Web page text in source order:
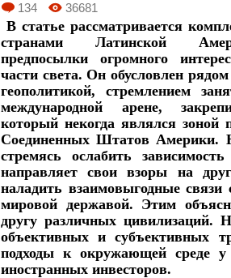
134 36681
В статье рассматривается
странами Латинской
предпосылки огромного
части света. Он обусловлен
геополитикой, стремлением
международной арене,
который некогда являлся зоной
Соединенных Штатов Америки.
стремясь ослабить
направляет свои взоры на
наладить взаимовыгодные
мировой державой. Этим
другу различных цивилизаций.
объективных и субъективных
подходы к окружающей среде у
иностранных инвесторов.